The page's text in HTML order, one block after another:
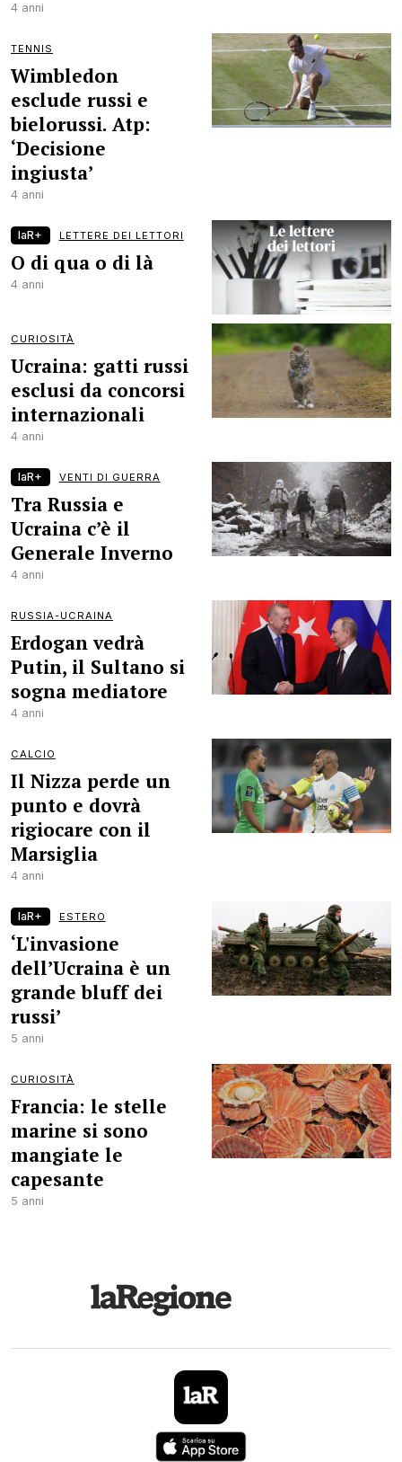
4 anni
TENNIS
Wimbledon
esclude russi e
bielorussi. Atp:
‘Decisione
ingiusta’
4 anni
laR+ LETTERE DEI LETTORI
O di qua o di là
4 anni
CURIOSITÀ
Ucraina: gatti russi
esclusi da concorsi
internazionali
4 anni
laR+ VENTI DI GUERRA
Tra Russia e
Ucraina c’è il
Generale Inverno
4 anni
RUSSIA-UCRAINA
Erdogan vedrà
Putin, il Sultano si
sogna mediatore
4 anni
CALCIO
Il Nizza perde un
punto e dovrà
rigiocare con il
Marsiglia
4 anni
laR+ ESTERO
‘L'invasione
dell’Ucraina è un
grande bluff dei
russi’
5 anni
CURIOSITÀ
Francia: le stelle
marine si sono
mangiate le
capesante
5 anni